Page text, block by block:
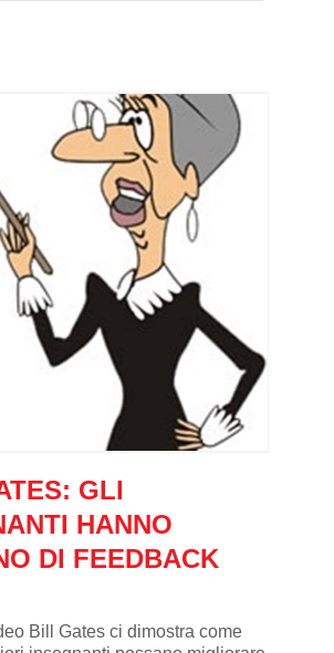
GLI
HANNO
DI FEEDBACK
Bill Gates ci dimostra come